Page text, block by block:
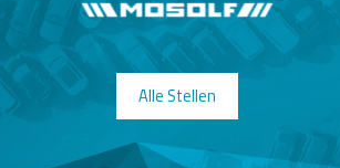
Alle Stellen